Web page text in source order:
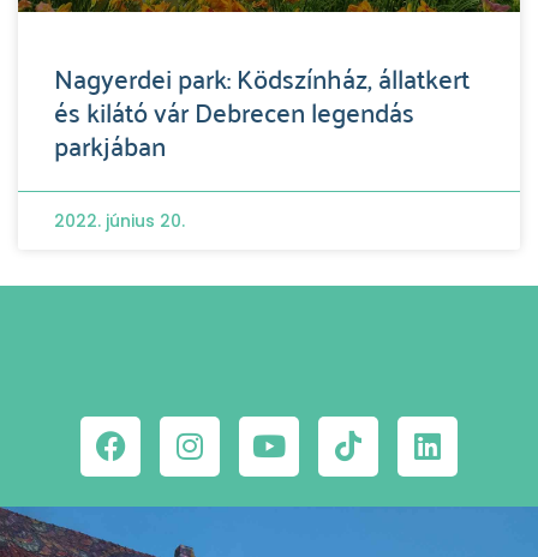
Nagyerdei park: Ködszínház, állatkert
és kilátó vár Debrecen legendás
parkjában
2022. június 20.